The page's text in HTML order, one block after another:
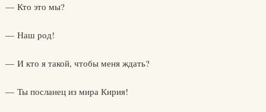
— Кто это мы?
— Наш род!
— И кто я такой, чтобы меня ждать?
— Ты посланец из мира Кирия!